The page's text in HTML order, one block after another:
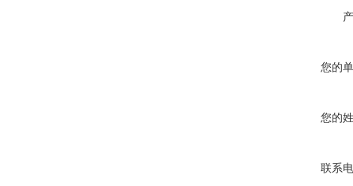
您的
您的
联系